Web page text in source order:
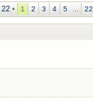
22 • 1 2 3 4 5 22